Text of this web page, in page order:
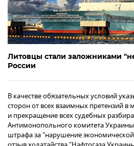
Литовцы стали заложниками
России
В качестве обязательных условий
сторон от всех взаимных претензий
и прекращение всех судебных
Антимонопольного комитета
штрафа за "нарушение